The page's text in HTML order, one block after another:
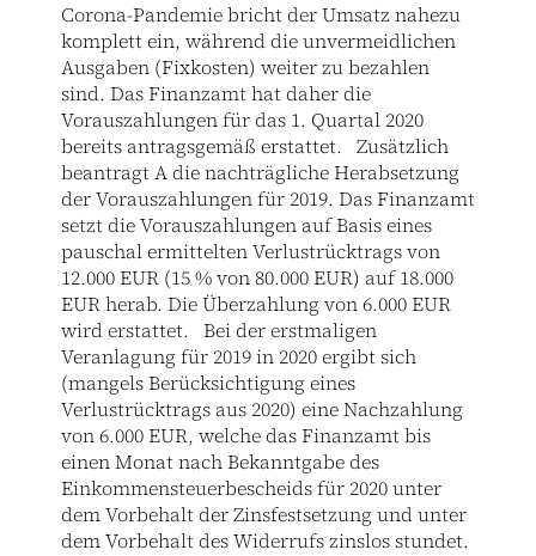
Corona-Pandemie bricht der Umsatz nahezu
komplett ein, während die unvermeidlichen
Ausgaben (Fixkosten) weiter zu bezahlen
sind. Das Finanzamt hat daher die
Vorauszahlungen für das 1. Quartal 2020
bereits antragsgemäß erstattet. Zusätzlich
beantragt A die nachträgliche Herabsetzung
der Vorauszahlungen für 2019. Das Finanzamt
setzt die Vorauszahlungen auf Basis eines
pauschal ermittelten Verlustrücktrags von
12.000 EUR (15 % von 80.000 EUR) auf 18.000
EUR herab. Die Überzahlung von 6.000 EUR
wird erstattet. Bei der erstmaligen
Veranlagung für 2019 in 2020 ergibt sich
(mangels Berücksichtigung eines
Verlustrücktrags aus 2020) eine Nachzahlung
von 6.000 EUR, welche das Finanzamt bis
einen Monat nach Bekanntgabe des
Einkommensteuerbescheids für 2020 unter
dem Vorbehalt der Zinsfestsetzung und unter
dem Vorbehalt des Widerrufs zinslos stundet.